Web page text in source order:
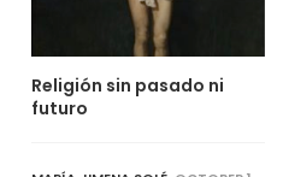
Religión sin pasado ni
futuro